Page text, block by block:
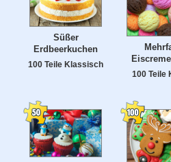
Süßer
Erdbeerkuchen
100 Teile Klassisch
100 Teile